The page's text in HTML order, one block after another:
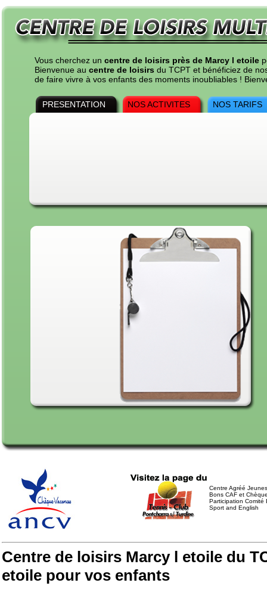
Vous cherchez un centre de loisirs près de Marcy l etoile
Bienvenue au centre de loisirs du TCPT et bénéficiez de
de faire vivre à vos enfants des moments inoubliables !
PRESENTATION NOS ACTIVITES NOS TARIFS
Centre Agréé
Bons CAF et
Participation Comité
Sport and English
Centre de loisirs Marcy l etoile du
etoile pour vos enfants